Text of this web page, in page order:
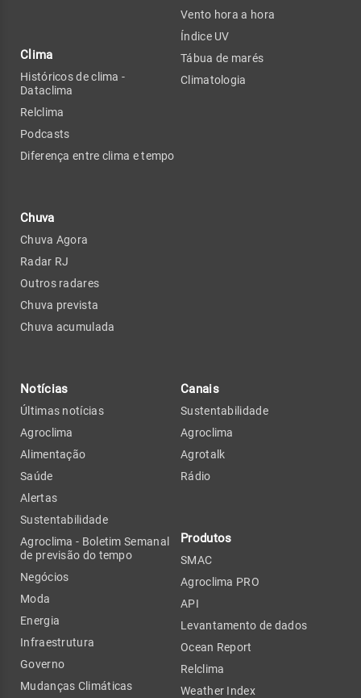
Clima
Históricos de clima -
Dataclima
Relclima
Podcasts
Diferença entre clima e tempo
Chuva
Chuva Agora
Radar RJ
Outros radares
Chuva prevista
Chuva acumulada
Vento hora a hora
Índice UV
Tábua de marés
Climatologia
Notícias
Últimas notícias
Agroclima
Alimentação
Saúde
Alertas
Sustentabilidade
Agroclima - Boletim Semanal
de previsão do tempo
Negócios
Moda
Energia
Infraestrutura
Governo
Mudanças Climáticas
Canais
Sustentabilidade
Agroclima
Agrotalk
Rádio
Produtos
SMAC
Agroclima PRO
API
Levantamento de dados
Ocean Report
Relclima
Weather Index